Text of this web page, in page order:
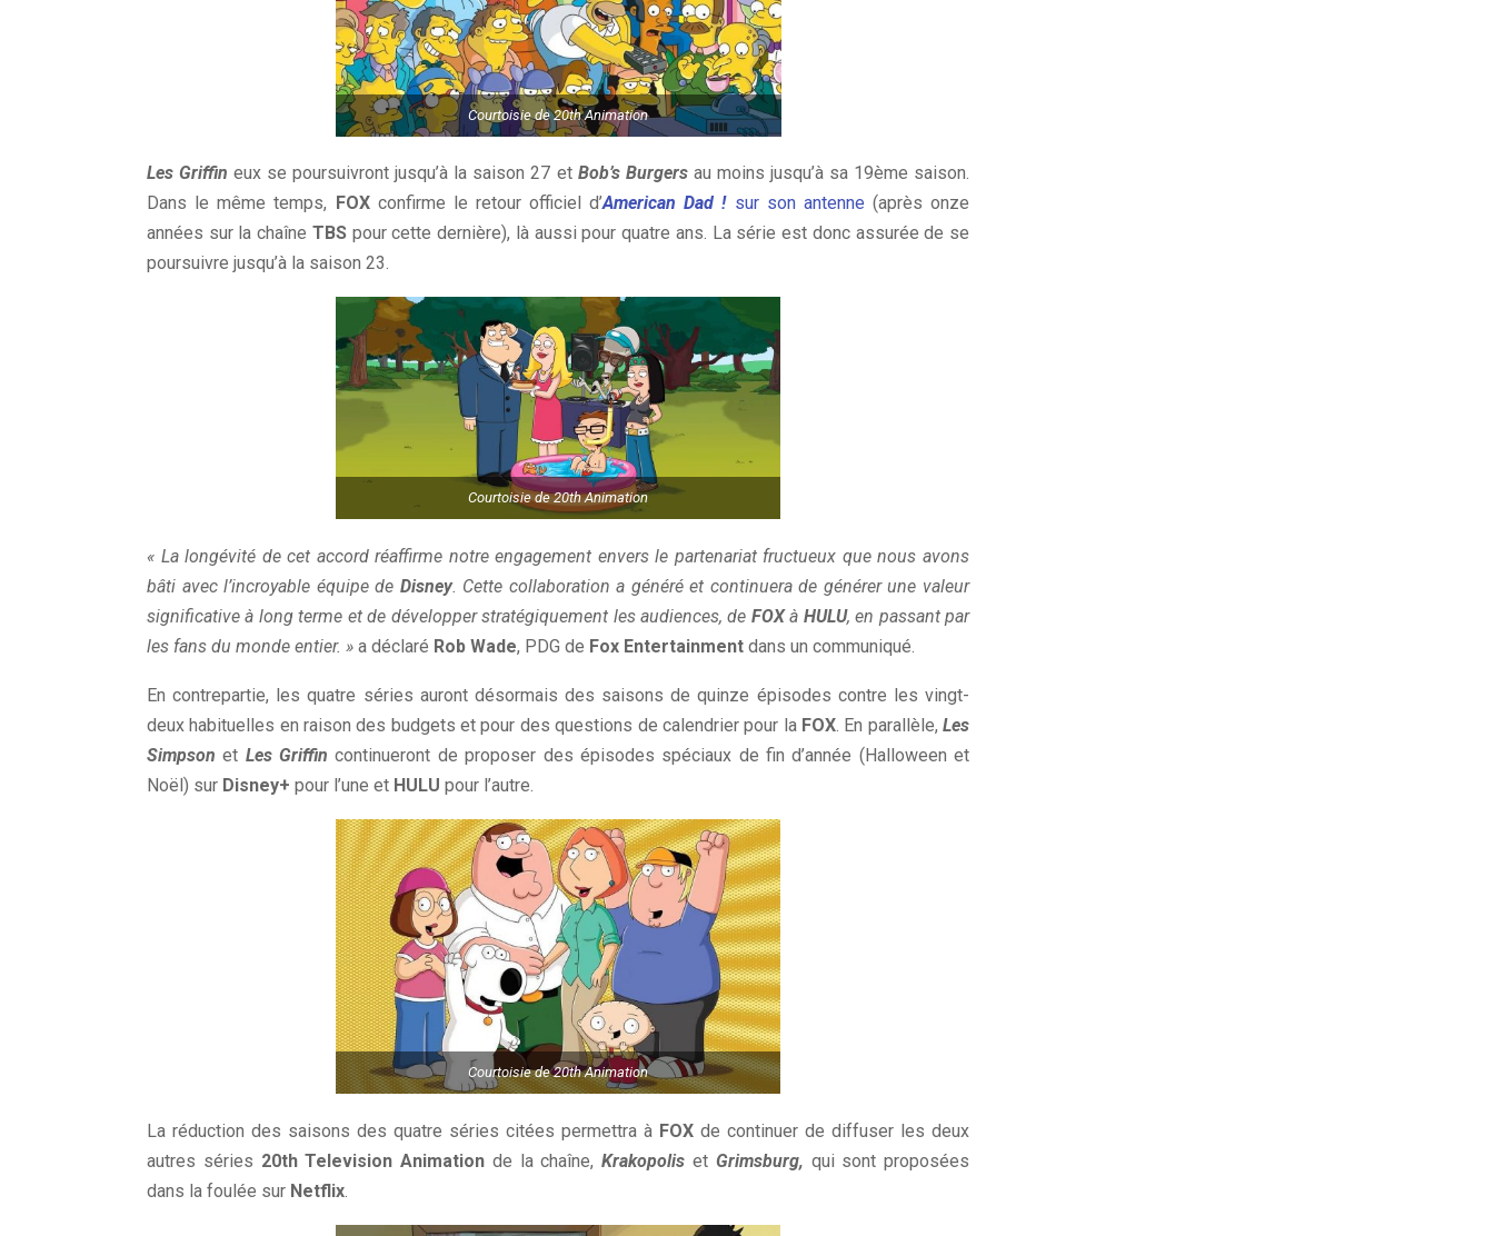
Courtoisie de 20th Animation
Les Griffin eux se poursuivront jusqu’à la saison 27 et Bob’s Burgersau moins jusqu’à sa 19ème saison.
Dans le même temps, FOXconfirme le retour officiel d’American Dad !sur son antenne (après onze
années sur la chaîne TBSpour cette dernière), là aussi pour quatre ans. La série est donc assurée de se
poursuivre jusqu’à la saison 23.
Courtoisie de 20th Animation
« La longévité de cet accord réaffirme notre engagement envers le partenariat fructueux que nous avons
bâti avec l’incroyable équipe de Disney. Cette collaboration a généré et continuera de générer une valeur
significative à long terme et de développer stratégiquement les audiences, de FOXà HULU, en passant par
les fans du monde entier. » a déclaré Rob Wade, PDG de Fox Entertainment dans un communiqué.
En contrepartie, les quatre séries auront désormais des saisons de quinze épisodes contre les vingt-
deux habituelles en raison des budgets et pour des questions de calendrier pour la FOX. En parallèle,Les
Simpson et Les Griffin continueront de proposer des épisodes spéciaux de fin d’année (Halloween et
Noël) sur Disney+ pour l’une et HULU pour l’autre.
Courtoisie de 20th Animation
La réduction des saisons des quatre séries citées permettra à FOX de continuer de diffuser les deux
autres séries 20th Television Animation de la chaîne,Krakopolis et Grimsburg, qui sont proposées
dans la foulée sur Netflix.